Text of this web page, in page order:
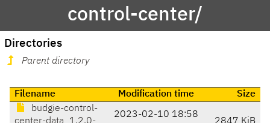
control-center/
Directories
Parent directory
Filename Modification time
Size
budgie-control-
2023-02-10 18:58